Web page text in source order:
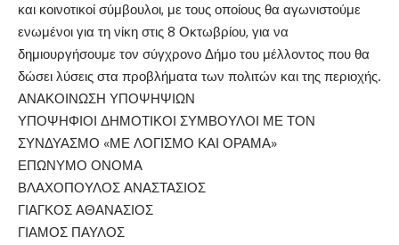
και κοινοτικοί σύμβουλοι, με τους οποίους θα αγωνιστούμε
ενωμένοι για τη νίκη στις 8 Οκτωβρίου, για να
δημιουργήσουμε τον σύγχρονο Δήμο του μέλλοντος που θα
δώσει λύσεις στα προβλήματα των πολιτών και της περιοχής.
ΑΝΑΚΟΙΝΩΣΗ ΥΠΟΨΗΨΙΩΝ
ΥΠΟΨΗΦΙΟΙ ΔΗΜΟΤΙΚΟΙ ΣΥΜΒΟΥΛΟΙ ΜΕ ΤΟΝ
ΣΥΝΔΥΑΣΜΟ «ΜΕ ΛΟΓΙΣΜΟ ΚΑΙ ΟΡΑΜΑ»
ΕΠΩΝΥΜΟ ΟΝΟΜΑ
ΒΛΑΧΟΠΟΥΛΟΣ ΑΝΑΣΤΑΣΙΟΣ
ΓΙΑΓΚΟΣ ΑΘΑΝΑΣΙΟΣ
ΓΙΑΜΟΣ ΠΑΥΛΟΣ